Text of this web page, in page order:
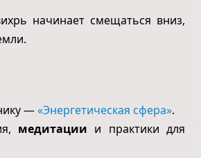
начинает смещаться вниз,
—«Энергетическая сфера».
медитации и практики для